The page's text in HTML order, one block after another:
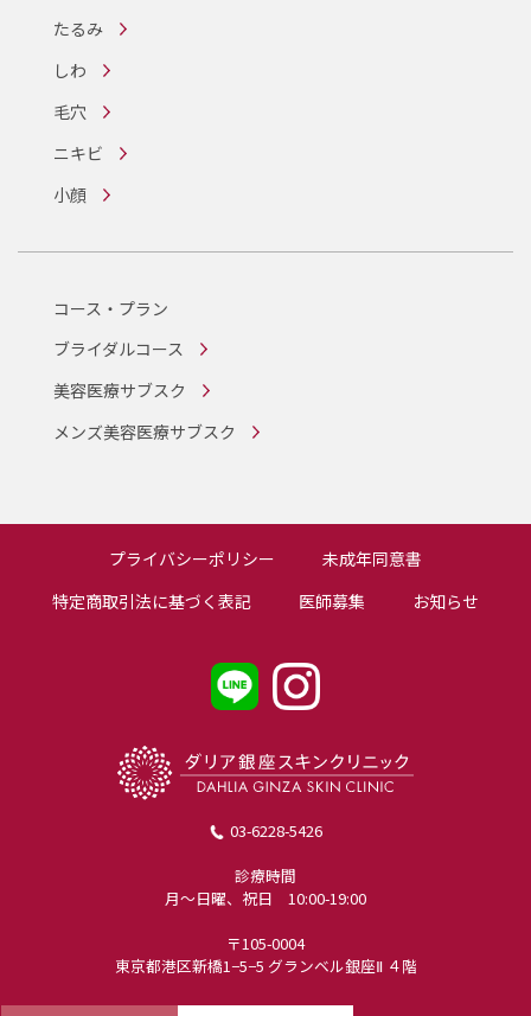
たるみ
しわ
毛穴
ニキビ
小顔
コース・プラン
ブライダルコース
美容医療サブスク
メンズ美容医療サブスク
プライバシーポリシー
未成年同意書
特定商取引法に基づく表記
医師募集 お知らせ
03-6228-5426
診療時間
月〜日曜、祝日 10:00-19:00
〒105-0004
東京都港区新橋1−5−5 グランベル銀座Ⅱ ４階